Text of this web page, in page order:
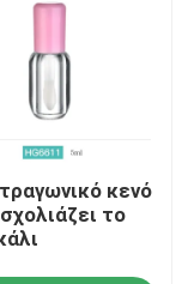
κενό
το